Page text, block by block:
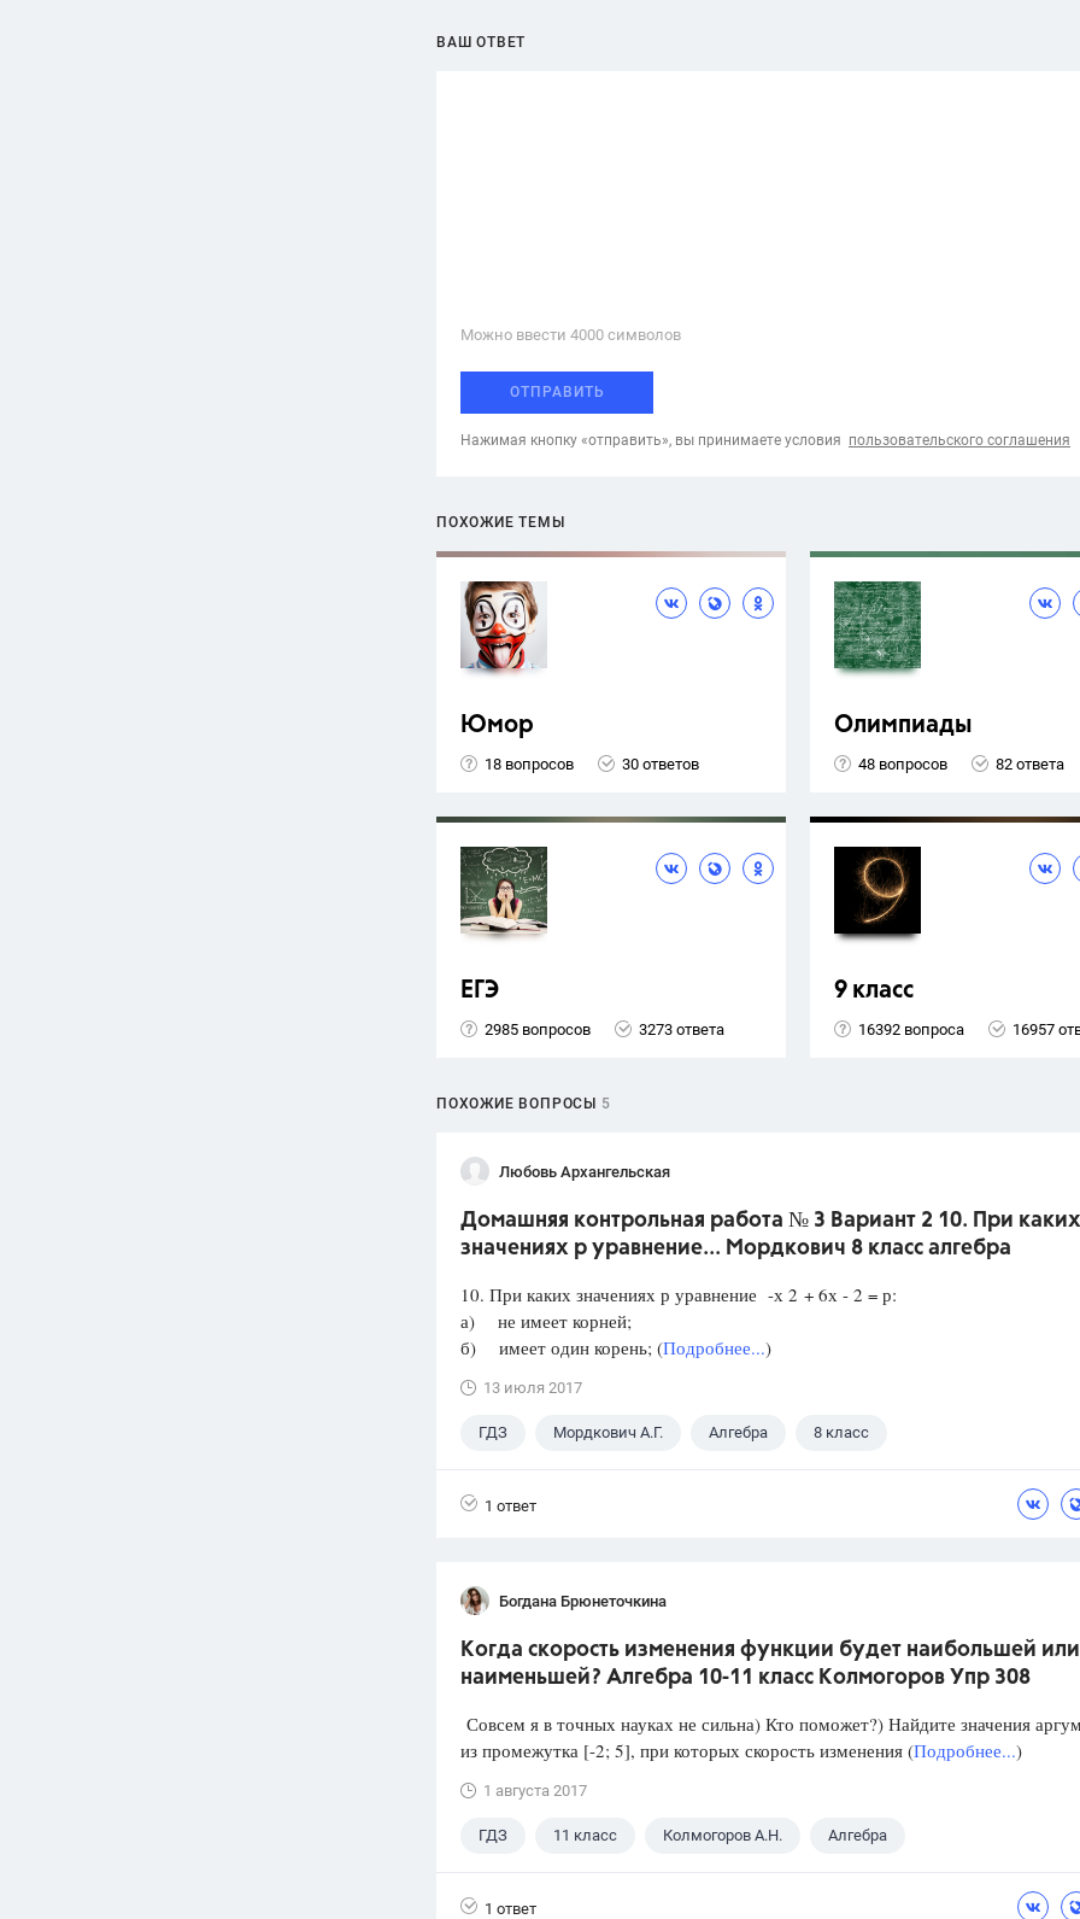
ВАШ ОТВЕТ
Можно ввести 4000 cимволов
ОТПРАВИТЬ
Нажимая кнопку «отправить», вы принимаете условия пользовательского соглашения
ПОХОЖИЕ ТЕМЫ
Юмор
18 вопросов 30 ответов
Олимпиады
48 вопросов 82 ответа
ЕГЭ
2985 вопросов 3273 ответа
9 класс
16392 вопроса 16957
ПОХОЖИЕ ВОПРОСЫ 5
Любовь Архангельская
Домашняя контрольная работа № 3 Вариант 2 10. При каких
значениях р уравнение... Мордкович 8 класс алгебра
10. При каких значениях р уравнение -х 2 + 6х - 2 = р:
а) не имеет корней;
б) имеет один корень; (Подробнее...)
13 июля 2017
ГДЗ Мордкович А.Г. Алгебра 8 класс
1 ответ
Богдана Брюнеточкина
Когда скорость изменения функции будет наибольшей или
наименьшей? Алгебра 10-11 класс Колмогоров Упр 308
Совсем я в точных науках не сильна) Кто поможет?) Найдите значения
из промежутка [-2; 5], при которых скорость изменения (Подробнее...)
1 августа 2017
ГДЗ 11 класс Колмогоров А.Н. Алгебра
1 ответ